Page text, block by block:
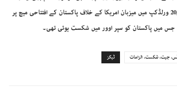
اینکرپرسن نے خصوصی طور پر ٹی20 ورلڈکپ میں میزبان امریکا کے خلاف پاکستان کے افتتاحی میچ پر
جس میں پاکستان کو سپر اوور میں شکست ہوئی تھی۔
ٹیگز جیت، شکست، الزامات